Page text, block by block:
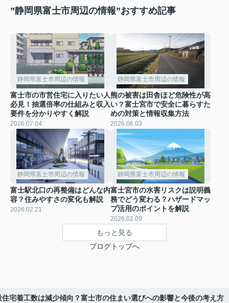
”静岡県富士市周辺の情報”おすすめ記事
静岡県富士市周辺の情報
富士市の市営住宅に入りたい人
必見！抽選倍率の仕組みと収入
要件を分かりやすく解説
2026.07.04
静岡県富士市周辺の情報
熊の被害は田舎ほど危険性が高
い？富士宮市で安全に暮らすた
めの対策と情報収集方法
2026.06.03
静岡県富士市周辺の情報
富士駅北口の再整備はどんな内
容？住みやすさの変化も解説
2026.02.21
静岡県富士市周辺の情報
富士宮市の水害リスクは説明義
務でどう変わる？ハザードマッ
プ活用のポイントを解説
2026.02.09
もっと見る
ブログトップへ
宅着工数は減少傾向？富士市の住まい選びへの影響と今後の考え方